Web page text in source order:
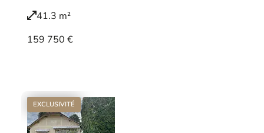
41.3 m²
159 750 €
EXCLUSIVITÉ